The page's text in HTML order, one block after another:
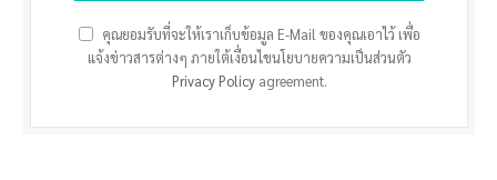
คุณยอมรับที่จะให้เราเก็บข้อมูล E-Mail ของคุณเอาไว้ เพื่อ
แจ้งข่าวสารต่างๆ ภายใต้เงื่อนไขนโยบายความเป็นส่วนตัว
Privacy Policyagreement.